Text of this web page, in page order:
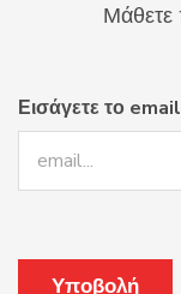
του
Μάθετε
Εισάγετε το